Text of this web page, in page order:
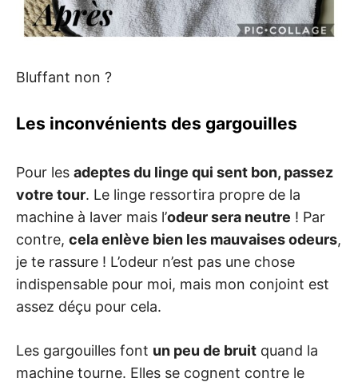
Bluffant non ?
Les inconvénients des gargouilles
Pour les adeptes du linge qui sent bon, passez
votre tour. Le linge ressortira propre de la
machine à laver mais l’odeur sera neutre ! Par
contre, cela enlève bien les mauvaises odeurs,
je te rassure ! L’odeur n’est pas une chose
indispensable pour moi, mais mon conjoint est
assez déçu pour cela.
Les gargouilles font un peu de bruit quand la
machine tourne. Elles se cognent contre le